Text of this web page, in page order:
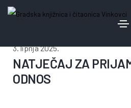
3. lipnja 2025.
NATJEČAJ ZA
ODNOS